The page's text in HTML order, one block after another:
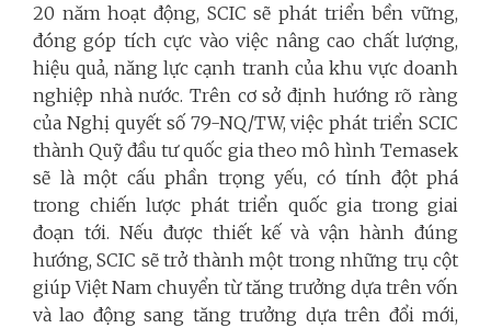
20 năm hoạt động, SCIC sẽ phát triển bền vững,
đóng góp tích cực vào việc nâng cao chất lượng,
hiệu quả, năng lực cạnh tranh của khu vực doanh
nghiệp nhà nước. Trên cơ sở định hướng rõ ràng
của Nghị quyết số 79-NQ/TW, việc phát triển SCIC
thành Quỹ đầu tư quốc gia theo mô hình Temasek
sẽ là một cấu phần trọng yếu, có tính đột phá
trong chiến lược phát triển quốc gia trong giai
đoạn tới. Nếu được thiết kế và vận hành đúng
hướng, SCIC sẽ trở thành một trong những trụ cột
giúp Việt Nam chuyển từ tăng trưởng dựa trên vốn
và lao động sang tăng trưởng dựa trên đổi mới,